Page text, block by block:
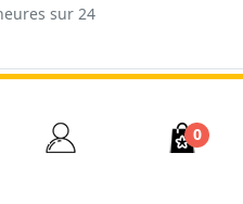
0
sur 24
Sistemleri